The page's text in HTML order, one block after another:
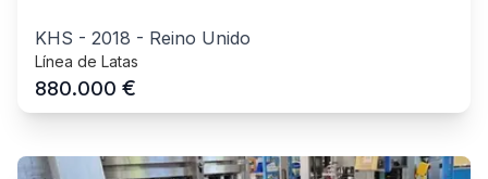
KHS - 2018 - Reino Unido
Línea de Latas
880.000 €